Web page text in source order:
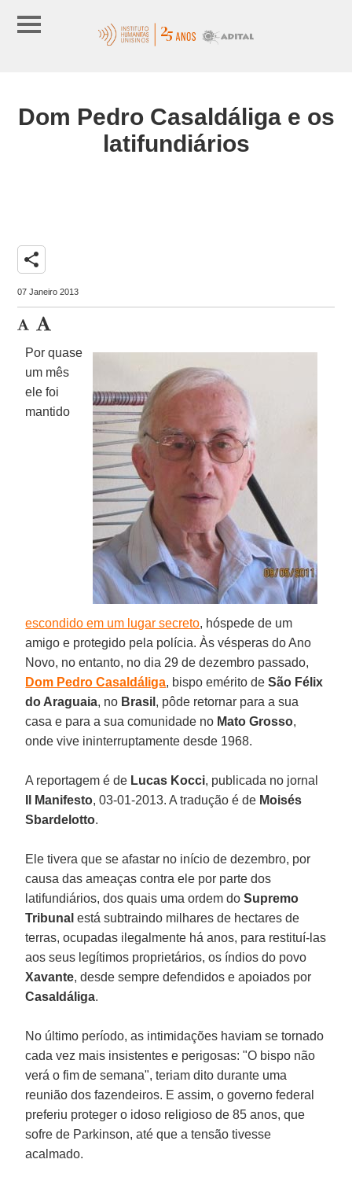
Dom Pedro Casaldáliga e os
latifundiários
share
07 Janeiro 2013
Por quase
um mês
ele foi
mantido
escondido em um lugar secreto, hóspede de um
amigo e protegido pela polícia. Às vésperas do Ano
Novo, no entanto, no dia 29 de dezembro passado,
Dom Pedro Casaldáliga, bispo emérito deSão Félix
do Araguaia, no Brasil , pôde retornar para a sua
casa e para a sua comunidade no Mato Grosso,
onde vive ininterruptamente desde 1968.
A reportagem é de Lucas Kocci, publicada no jornal
Il Manifesto, 03-01-2013. A tradução é de Moisés
Sbardelotto.
Ele tivera que se afastar no início de dezembro, por
causa das ameaças contra ele por parte dos
latifundiários, dos quais uma ordem doSupremo
Tribunalestá subtraindo milhares de hectares de
terras, ocupadas ilegalmente há anos, para restituí-las
aos seus legítimos proprietários, os índios do povo
Xavante, desde sempre defendidos e apoiados por
Casaldáliga.
No último período, as intimidações haviam se tornado
cada vez mais insistentes e perigosas: "O bispo não
verá o fim de semana", teriam dito durante uma
reunião dos fazendeiros. E assim, o governo federal
preferiu proteger o idoso religioso de 85 anos, que
sofre de Parkinson, até que a tensão tivesse
acalmado.